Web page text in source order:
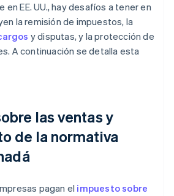
EE. UU., hay desafíos a tener en
la remisión de impuestos, la
y disputas, y la protección de
A continuación se detalla esta
las ventas y
de la normativa
pagan el impuesto sobre